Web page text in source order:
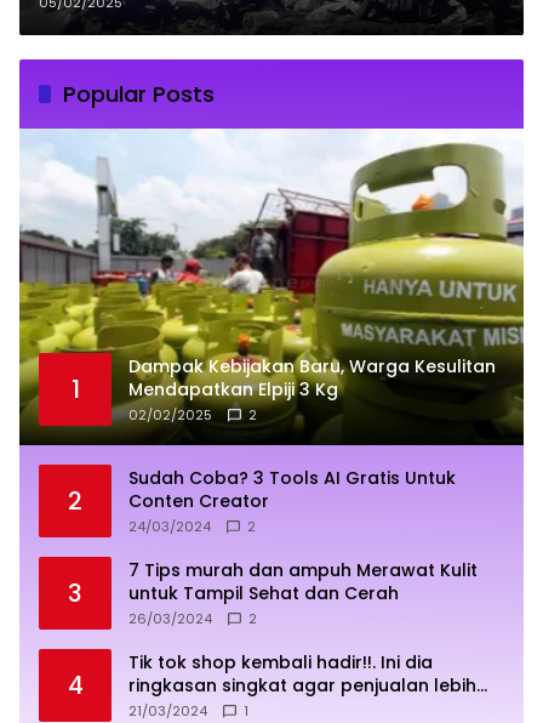
Popular Posts
1
Dampak Kebijakan Baru, Warga Kesulitan
Mendapatkan Elpiji 3 Kg
02/02/2025 2
2
Sudah Coba? 3 Tools AI Gratis Untuk
Conten Creator
24/03/2024 2
3
7 Tips murah dan ampuh Merawat Kulit
untuk Tampil Sehat dan Cerah
26/03/2024 2
4
Tik tok shop kembali hadir!!. Ini dia
ringkasan singkat agar penjualan lebih
sukses
21/03/2024 1